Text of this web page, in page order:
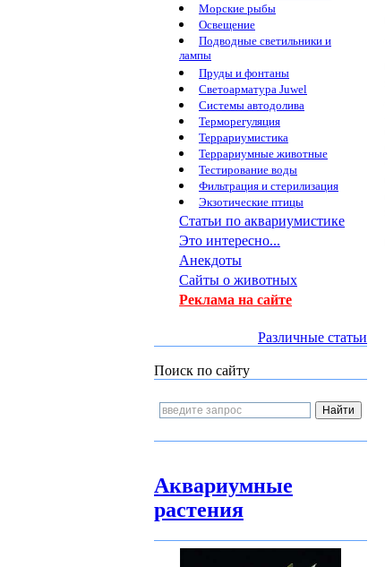
Морские рыбы
Освещение
Подводные светильники и
лампы
Пруды и фонтаны
Светоарматура Juwel
Системы автодолива
Терморегуляция
Террариумистика
Террариумные животные
Тестирование воды
Фильтрация и стерилизация
Экзотические птицы
Статьи по аквариумистике
Это интересно...
Анекдоты
Сайты о животных
Реклама на сайте
Различные статьи
Поиск по сайту
Аквариумные
растения